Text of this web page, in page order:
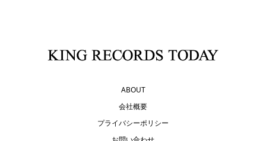
ABOUT
会社概要
プライバシーポリシー